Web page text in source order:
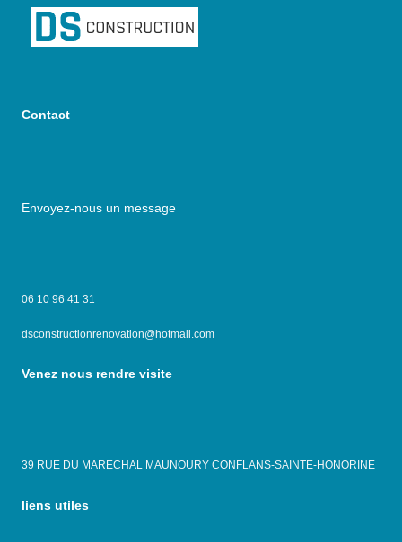
Contact
Envoyez-nous un message
06 10 96 41 31
dsconstructionrenovation@hotmail.com
Venez nous rendre visite
39 RUE DU MARECHAL MAUNOURY CONFLANS-SAINTE-HONORINE
liens utiles